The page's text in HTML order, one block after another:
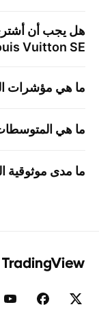
هل يجب أن
Vuitton SE
ما هي مؤشرات
ما هي
ما مدى موثوقية